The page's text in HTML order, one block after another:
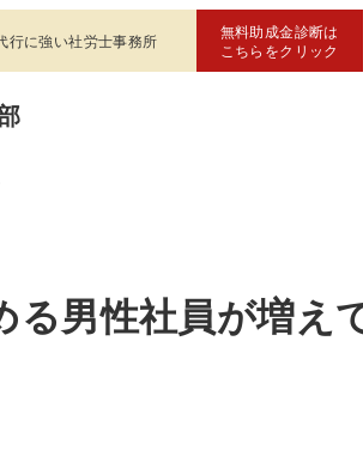
行に強い社労士事務所
無料助成金診断は
こちらをクリック
る男性社員が増え